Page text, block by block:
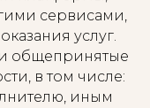
сервисами,
услуг.
и общепринятые
в том числе:
иным